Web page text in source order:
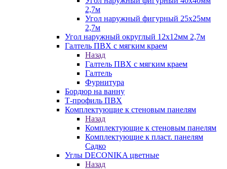
2,7м
Угол наружный фигурный 25х25мм
2,7м
Угол наружный округлый 12х12мм 2,7м
Галтель ПВХ с мягким краем
Назад
Галтель ПВХ с мягким краем
Галтель
Фурнитура
Бордюр на ванну
Т-профиль ПВХ
Комплектующие к стеновым панелям
Назад
Комплектующие к стеновым панелям
Комплектующие к пласт. панелям
Садко
Углы DECONIKA цветные
Назад